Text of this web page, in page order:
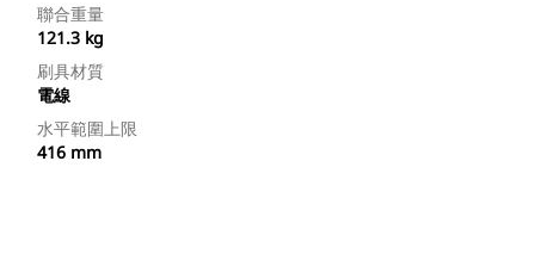
聯合重量
121.3 kg
刷具材質
電線
水平範圍上限
416 mm